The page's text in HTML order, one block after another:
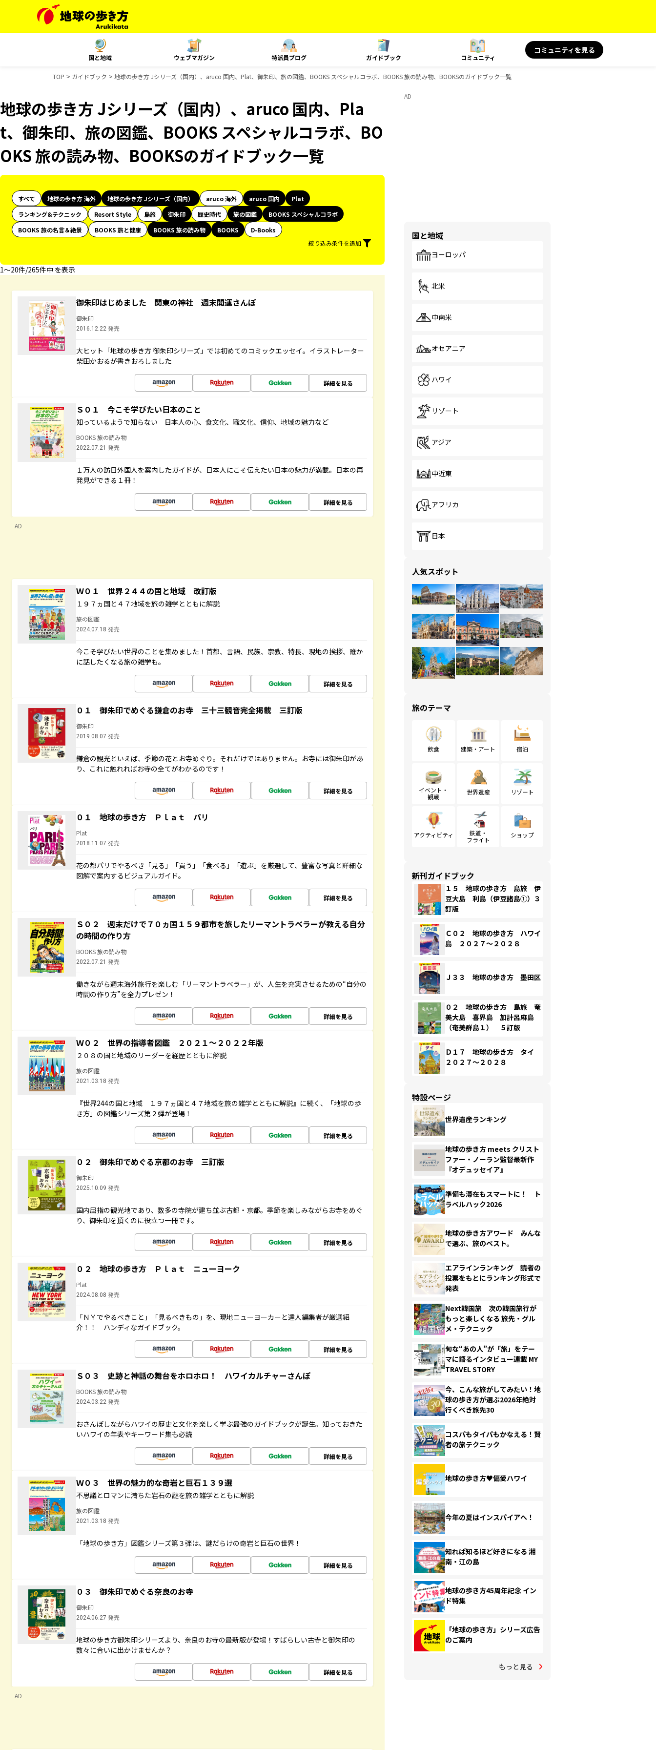
国と地域 ウェブマガジン 特派員ブログ ガイドブック コミュニティ
コミュニティを見る
TOP ガイドブック 地球の歩き方 Jシリーズ（国内）、aruco 国内、Plat、御朱印、旅の図鑑、BOOKS スペシャルコラボ、BOOKS 旅の読み物、BOOKSのガイドブック一覧
地球の歩き方 Jシリーズ（国内）、aruco 国内、Pla
t、御朱印、旅の図鑑、BOOKS スペシャルコラボ、BO
OKS 旅の読み物、BOOKSのガイドブック一覧
すべて 地球の歩き方 海外 地球の歩き方 Jシリーズ（国内） aruco 海外 aruco 国内
Plat
ランキング&テクニック
Resort Style 島旅 御朱印 歴史時代 旅の図鑑
BOOKS スペシャルコラボ
BOOKS 旅の名言＆絶景
BOOKS 旅と健康 BOOKS 旅の読み物 BOOKS
D-Books
絞り込み条件を追加
1〜20件/265件中 を表示
御朱印はじめました 関東の神社 週末開運さんぽ
御朱印
2016.12.22 発売
大ヒット「地球の歩き方 御朱印シリーズ」では初めてのコミックエッセイ。イラストレーター
柴田かおるが書きおろしました
詳細を見る
Ｓ０１ 今こそ学びたい日本のこと
知っているようで知らない 日本人の心、食文化、職文化、信仰、地域の魅力など
BOOKS 旅の読み物
2022.07.21 発売
１万人の訪日外国人を案内したガイドが、日本人にこそ伝えたい日本の魅力が満載。日本の再
発見ができる１冊！
詳細を見る
AD
Ｗ０１ 世界２４４の国と地域 改訂版
１９７ヵ国と４７地域を旅の雑学とともに解説
旅の図鑑
2024.07.18 発売
今こそ学びたい世界のことを集めました！首都、言語、民族、宗教、特長、現地の挨拶、誰か
に話したくなる旅の雑学も。
詳細を見る
０１ 御朱印でめぐる鎌倉のお寺 三十三観音完全掲載 三訂版
御朱印
2019.08.07 発売
鎌倉の観光といえば、季節の花とお寺めぐり。それだけではありません。お寺には御朱印があ
り、これに触れればお寺の全てがわかるのです！
詳細を見る
０１ 地球の歩き方 Ｐｌａｔ パリ
Plat
2018.11.07 発売
花の都パリでやるべき「見る」「買う」「食べる」「遊ぶ」を厳選して、豊富な写真と詳細な
図解で案内するビジュアルガイド。
詳細を見る
Ｓ０２ 週末だけで７０ヵ国１５９都市を旅したリーマントラベラーが教える自分
の時間の作り方
BOOKS 旅の読み物
2022.07.21 発売
働きながら週末海外旅行を楽しむ「リーマントラベラー」が、人生を充実させるための“自分の
時間の作り方”を全力プレゼン！
詳細を見る
Ｗ０２ 世界の指導者図鑑 ２０２１～２０２２年版
２０８の国と地域のリーダーを経歴とともに解説
旅の図鑑
2021.03.18 発売
『世界244の国と地域 １９７ヵ国と４７地域を旅の雑学とともに解説』に続く、「地球の歩
き方」の図鑑シリーズ第２弾が登場！
詳細を見る
０２ 御朱印でめぐる京都のお寺 三訂版
御朱印
2025.10.09 発売
国内屈指の観光地であり、数多の寺院が建ち並ぶ古都・京都。季節を楽しみながらお寺をめぐ
り、御朱印を頂くのに役立つ一冊です。
詳細を見る
０２ 地球の歩き方 Ｐｌａｔ ニューヨーク
Plat
2024.08.08 発売
「ＮＹでやるべきこと」「見るべきもの」を、現地ニューヨーカーと達人編集者が厳選紹
介！！ ハンディなガイドブック。
詳細を見る
Ｓ０３ 史跡と神話の舞台をホロホロ！ ハワイカルチャーさんぽ
BOOKS 旅の読み物
2024.03.22 発売
おさんぽしながらハワイの歴史と文化を楽しく学ぶ最強のガイドブックが誕生。知っておきた
いハワイの年表やキーワード集も必読
詳細を見る
Ｗ０３ 世界の魅力的な奇岩と巨石１３９選
不思議とロマンに満ちた岩石の謎を旅の雑学とともに解説
旅の図鑑
2021.03.18 発売
「地球の歩き方」図鑑シリーズ第３弾は、謎だらけの奇岩と巨石の世界！
詳細を見る
０３ 御朱印でめぐる奈良のお寺
御朱印
2024.06.27 発売
地球の歩き方御朱印シリーズより、奈良のお寺の最新版が登場！すばらしい古寺と御朱印の
数々に合いに出かけませんか？
詳細を見る
AD
AD
国と地域
ヨーロッパ
北米
中南米
オセアニア
ハワイ
リゾート
アジア
中近東
アフリカ
日本
人気スポット
旅のテーマ
飲食 建築・アート 宿泊
イベント・
観戦
世界遺産 リゾート
アクティビティ
鉄道・
フライト
ショップ
新刊ガイドブック
１５ 地球の歩き方 島旅 伊
豆大島 利島（伊豆諸島①）３
訂版
Ｃ０２ 地球の歩き方 ハワイ
島 ２０２７～２０２８
Ｊ３３ 地球の歩き方 墨田区
０２ 地球の歩き方 島旅 奄
美大島 喜界島 加計呂麻島
（奄美群島１） ５訂版
Ｄ１７ 地球の歩き方 タイ
２０２７～２０２８
特設ページ
世界遺産ランキング
地球の歩き方 meets クリスト
ファー・ノーラン監督最新作
『オデュッセイア』
準備も滞在もスマートに！ ト
ラベルハック2026
地球の歩き方アワード みんな
で選ぶ、旅のベスト。
エアラインランキング 読者の
投票をもとにランキング形式で
発表
Next韓国旅 次の韓国旅行が
もっと楽しくなる 旅先・グル
メ・テクニック
旬な“あの人”が「旅」をテー
マに語るインタビュー連載 MY
TRAVEL STORY
今、こんな旅がしてみたい！地
球の歩き方が選ぶ2026年絶対
行くべき旅先30
コスパもタイパもかなえる！賢
者の旅テクニック
地球の歩き方♥偏愛ハワイ
今年の夏はインスパイアへ！
知れば知るほど好きになる 湘
南・江の島
地球の歩き方45周年記念 イン
ド特集
「地球の歩き方」シリーズ広告
のご案内
もっと見る